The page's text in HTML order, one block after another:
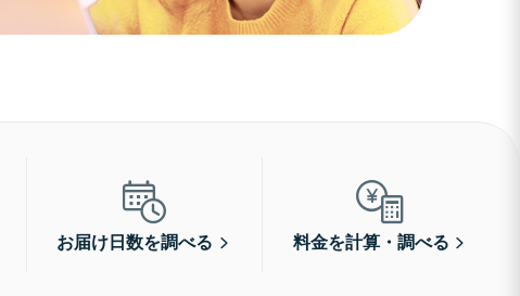
お届け日数を調べる 料金を計算・調べる